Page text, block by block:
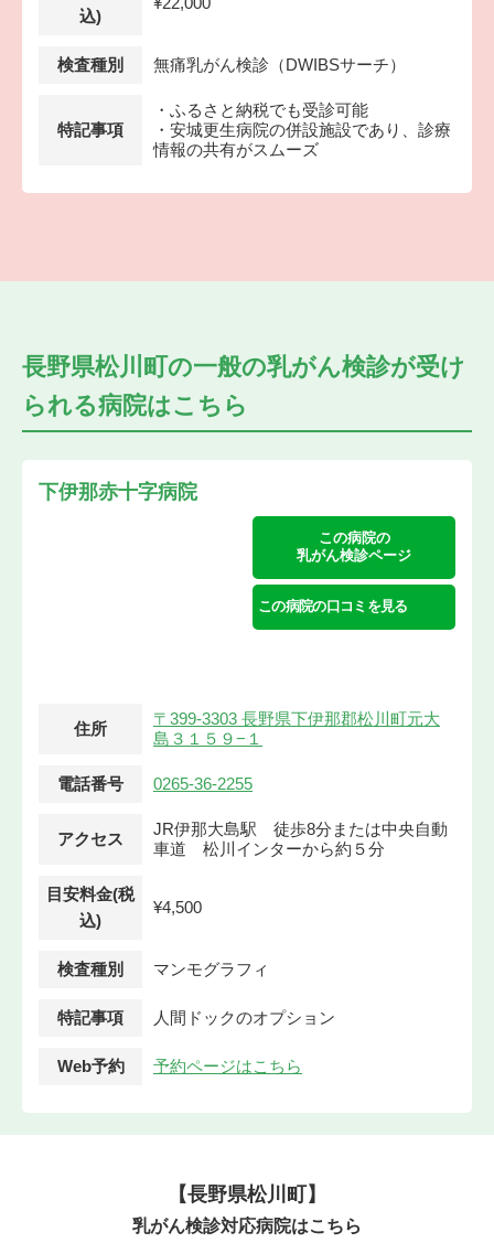
込)
検査種別 無痛乳がん検診（DWIBSサーチ）
特記事項
・ふるさと納税でも受診可能
・安城更生病院の併設施設であり、診療
情報の共有がスムーズ
長野県松川町の一般の乳がん検診が受け
られる病院はこちら
下伊那赤十字病院
この病院の
乳がん検診ページ
この病院の口コミを見る
住所
〒399-3303 長野県下伊那郡松川町元大
島３１５９−１
電話番号 0265-36-2255
アクセス
JR伊那大島駅 徒歩8分または中央自動
車道 松川インターから約５分
目安料金(税
込)
¥4,500
検査種別 マンモグラフィ
特記事項 人間ドックのオプション
Web予約 予約ページはこちら
【長野県松川町】
乳がん検診対応病院はこちら